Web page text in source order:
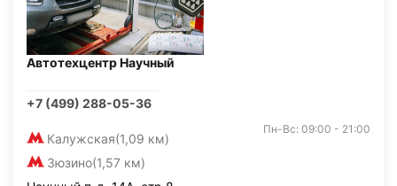
Автотехцентр Научный
+7 (499) 288-05-36
Калужская(1,09 км)
Зюзино(1,57 км)
Пн-Вс: 09:00 - 21:00